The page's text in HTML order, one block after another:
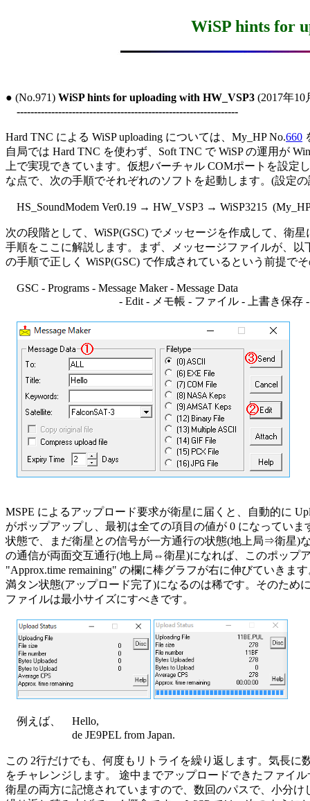
WiSP hints for
● (No.971) WiSP hints for uploading with HW_VSP3 (2017年10
----------------------------------------------------------------
Hard TNC による WiSP uploading については、My_HP No.660
自局では Hard TNC を使わず、Soft TNC で WiSP の運用が
上で実現できています。仮想バーチャル COMポートを設定
な点で、次の手順でそれぞれのソフトを起動します。(設定
HS_SoundModem Ver0.19 → HW_VSP3 → WiSP3215
次の段階として、WiSP(GSC) でメッセージを作成して、衛
手順をここに解説します。まず、メッセージファイルが、以
の手順で正しく WiSP(GSC) で作成されているという前提で
GSC - Programs - Message Maker - Message Data
- Edit - メモ帳 - ファイル - 上書き保存 -
MSPE によるアップロード要求が衛星に届くと、自動的に
がポップアップし、最初は全ての項目の値が 0 になっていま
状態で、まだ衛星との信号が一方通行の状態(地上局⇒衛星)
の通信が両面交互通行(地上局⇔衛星)になれば、このポップ
"Approx.time remaining" の欄に棒グラフが右に伸びていきま
満タン状態(アップロード完了)になるのは稀です。そのため
ファイルは最小サイズにすべきです。
例えば、　Hello,
de JE9PEL from Japan.
この 2行だけでも、何度もリトライを繰り返します。気長に
をチャレンジします。 途中までアップロードできたファイル
衛星の両方に記憶されていますので、数回のパスで、小分け